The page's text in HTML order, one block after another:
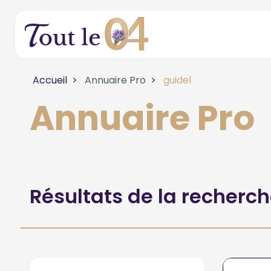
Accueil Annuaire Pro guidel
Annuaire Pro
Résultats de la